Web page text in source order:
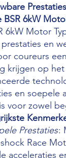
BSR 6kW
6kW Motor
en
coureurs
krijgen op
en soepele
voor zowel
Prestaties:
Race
acceleraties